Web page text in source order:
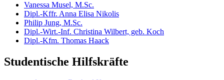
Vanessa Musel, M.Sc.
Dipl.-Kffr. Anna Elisa Nikolis
Philip Jung, M.Sc.
Dipl.-Wirt.-Inf. Christina Wilbert, geb. Koch
Dipl.-Kfm. Thomas Haack
Studentische Hilfskräfte